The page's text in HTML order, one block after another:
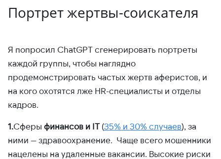
Портрет жертвы-соискателя
Я попросил ChatGPT сгенерировать портреты
каждой группы, чтобы наглядно
продемонстрировать частых жертв аферистов, и
на кого охотятся лже HR-специалисты и отделы
кадров.
1.Сферы финансов и IT(35% и 30% случаев), за
ними — здравоохранение. Чаще всего мошенники
нацелены на удаленные вакансии. Высокие риски